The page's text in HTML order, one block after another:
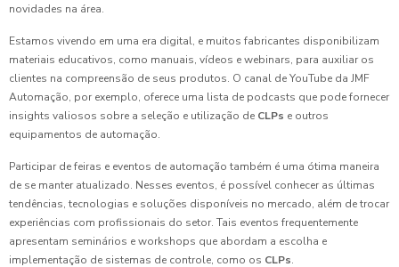
novidades na área.
Estamos vivendo em uma era digital, e muitos fabricantes disponibilizam
materiais educativos, como manuais, vídeos e webinars, para auxiliar os
clientes na compreensão de seus produtos. O canal de YouTube da JMF
Automação, por exemplo, oferece uma lista de podcasts que pode fornecer
insights valiosos sobre a seleção e utilização de CLPs e outros
equipamentos de automação.
Participar de feiras e eventos de automação também é uma ótima maneira
de se manter atualizado. Nesses eventos, é possível conhecer as últimas
tendências, tecnologias e soluções disponíveis no mercado, além de trocar
experiências com profissionais do setor. Tais eventos frequentemente
apresentam seminários e workshops que abordam a escolha e
implementação de sistemas de controle, como os CLPs.